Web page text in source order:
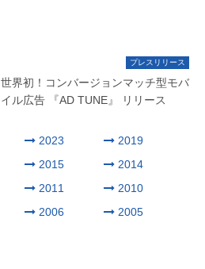
プレスリリース
世界初！コンバージョンマッチ型モバ
イル広告 『AD TUNE』 リリース
2023
2019
2015
2014
2011 2010
2006
2005